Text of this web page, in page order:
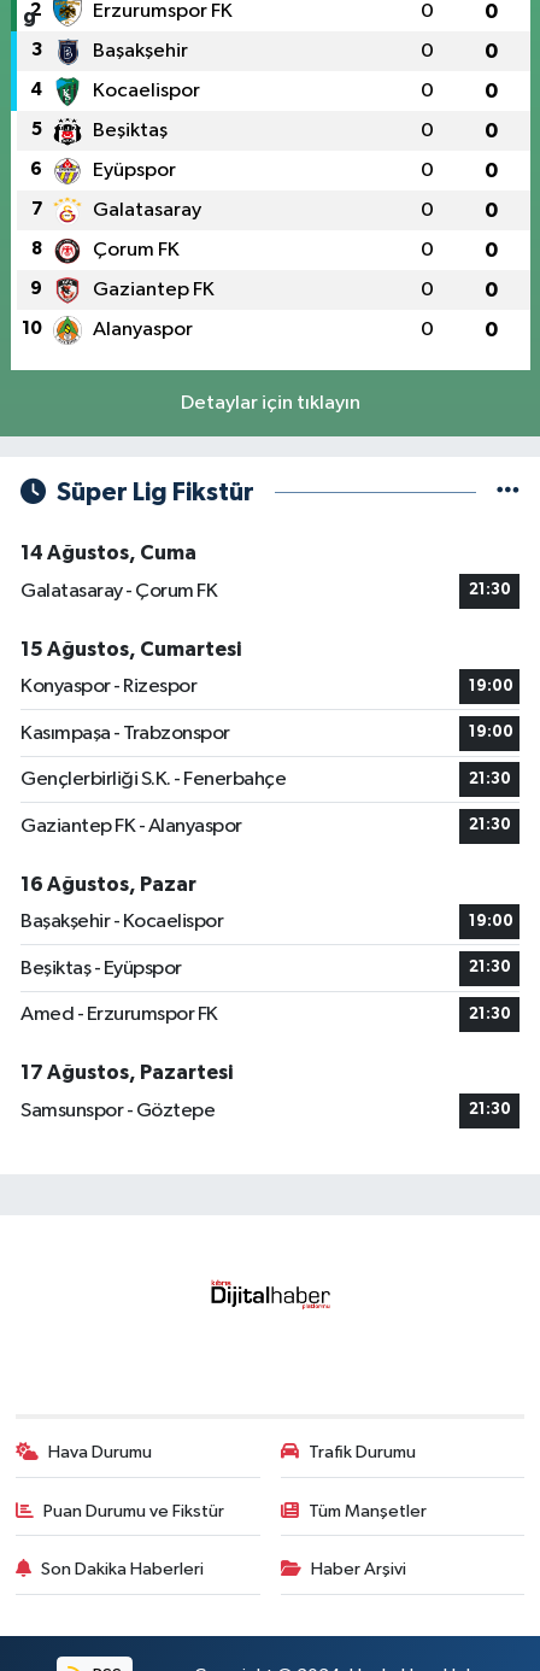
2 Erzurumspor FK 0 0
3 Başakşehir 0 0
4 Kocaelispor 0 0
5 Beşiktaş 0 0
6 Eyüpspor 0 0
7 Galatasaray 0 0
8 Çorum FK 0 0
9 Gaziantep FK 0 0
10 Alanyaspor 0 0
Detaylar için tıklayın
Süper Lig Fikstür
14 Ağustos, Cuma
Galatasaray - Çorum FK
21:30
15 Ağustos, Cumartesi
Konyaspor - Rizespor
19:00
Kasımpaşa - Trabzonspor 19:00
Gençlerbirliği S.K. - Fenerbahçe 21:30
Gaziantep FK - Alanyaspor 21:30
16 Ağustos, Pazar
Başakşehir - Kocaelispor
19:00
Beşiktaş - Eyüpspor 21:30
Amed - Erzurumspor FK 21:30
17 Ağustos, Pazartesi
Samsunspor - Göztepe
21:30
Hava Durumu Trafik Durumu
Puan Durumu ve Fikstür Tüm Manşetler
Son Dakika Haberleri Haber Arşivi